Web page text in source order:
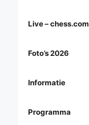
Live – chess.com
Foto’s 2026
Informatie
Programma